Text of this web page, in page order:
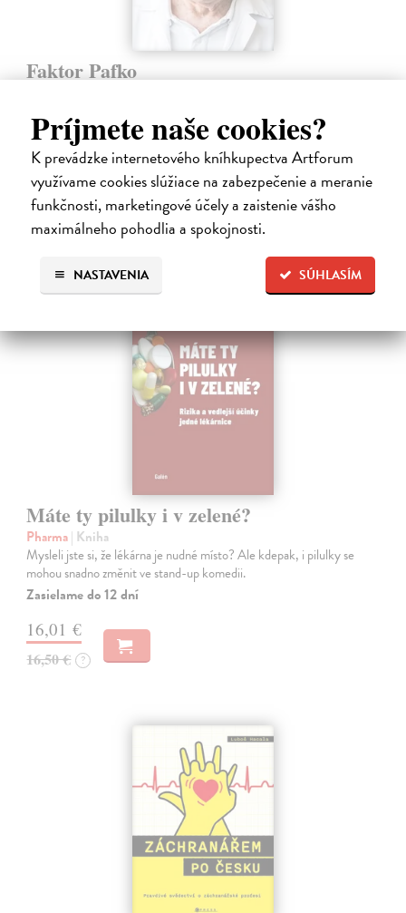
Príjmete naše cookies?
K prevádzke internetového kníhkupectva Artforum
využívame cookies slúžiace na zabezpečenie a meranie
funkčnosti, marketingové účely a zaistenie vášho
maximálneho pohodlia a spokojnosti.
SÚHLASÍM
NASTAVENIA
Faktor Pafko
šedesát let v témže zaměstnání, totiž jako břišní a hrudní chirurg III.
chirurgické kliniky 1. lékařské fakulty Univerzity Karlovy v Praze.…
Zasielame do 12 dní
15,91 €
16,40 € ?
Máte ty pilulky i v zelené?
Pharma| Kniha
Mysleli jste si, že lékárna je nudné místo? Ale kdepak, i pilulky se
mohou snadno změnit ve stand-up komedii.
Zasielame do 12 dní
16,01 €
16,50 € ?